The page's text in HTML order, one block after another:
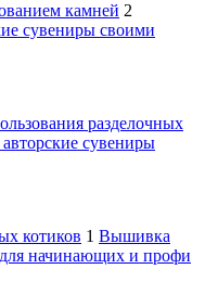
камней 2
сувениры своими
разделочных
сувениры
котиков 1 Вышивка
начинающих и профи